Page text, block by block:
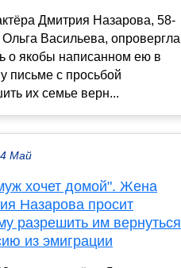
Дмитрия Назарова, 58-
Ольга Васильева, опровергла
о якобы написанном ею в
письме с просьбой
их семье верн...
Май
хочет домой". Жена
Назарова просит
разрешить им вернуться
из эмиграции